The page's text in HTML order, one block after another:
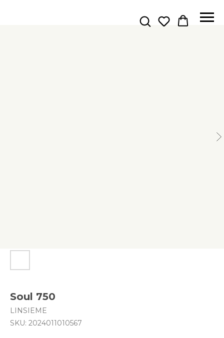
Soul 750
LINSIEME
SKU: 2024011010567